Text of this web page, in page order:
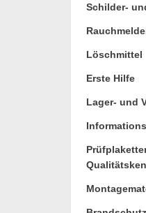
Schilder-
Löschmittel
Erste Hilfe
Lager- und